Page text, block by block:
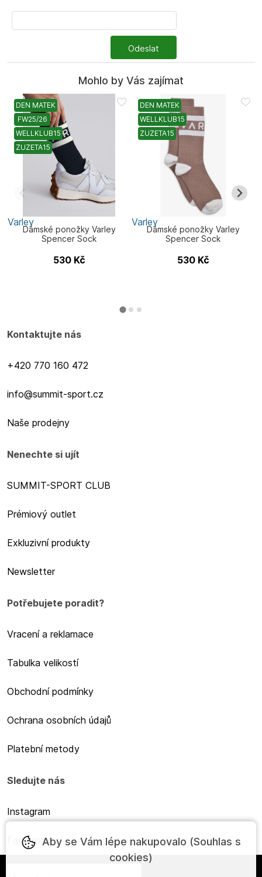
Odeslat
Mohlo by Vás zajímat
DEN MATEK
FW25/26
WELLKLUB15
ZUZETA15
Varley
Dámské ponožky Varley
Spencer Sock
530 Kč
DEN MATEK
WELLKLUB15
ZUZETA15
Varley
Dámské ponožky Varley
Spencer Sock
530 Kč
Kontaktujte nás
+420 770 160 472
info@summit-sport.cz
Naše prodejny
Nenechte si ujít
SUMMIT-SPORT CLUB
Prémiový outlet
Exkluzivní produkty
Newsletter
Potřebujete poradit?
Vracení a reklamace
Tabulka velikostí
Obchodní podmínky
Ochrana osobních údajů
Platební metody
Sledujte nás
Instagram
FacebookAby se Vám lépe nakupovalo (Souhlas s
cookies)